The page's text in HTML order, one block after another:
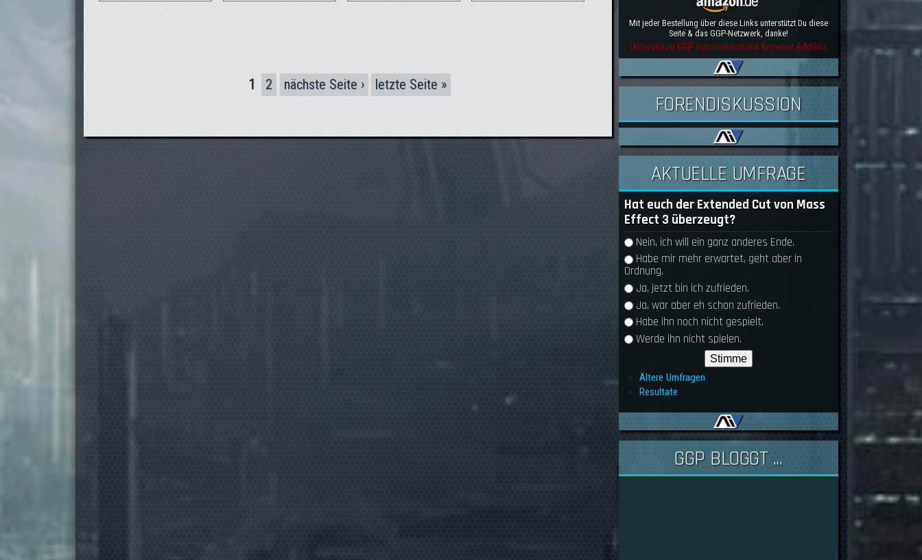
Seiten
1 2 nächste Seite › letzte Seite »
Mit jeder Bestellung über diese Links unterstützt Du diese
Seite & das GGP-Netzwerk, danke!
Unterstütze GGP automatisch mit Browser AddOn's
FORENDISKUSSION
AKTUELLE UMFRAGE
Hat euch der Extended Cut von Mass
Effect 3 überzeugt?
Auswahlmöglichkeiten
Nein, ich will ein ganz anderes Ende.
Habe mir mehr erwartet, geht aber in
Ordnung.
Ja, jetzt bin ich zufrieden.
Ja, war aber eh schon zufrieden.
Habe ihn noch nicht gespielt.
Werde ihn nicht spielen.
Ältere Umfragen
Resultate
GGP BLOGGT ...